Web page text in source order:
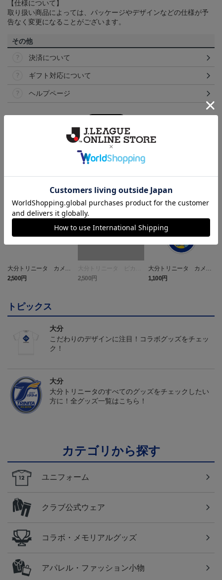
【仕様について】
取り扱い商品によっては、パッケージやデザインなどの仕様が予
告なく変更になることがございます。
その他
決済について
ギフト対応について
ヘルプページ
大分トリニータ カメッ
クス タオルマフラー
2,500円
大分トリニータ ピカチ
ュウ タオルマフラー
2,500円
NEW
大分トリニータ カメッ
クス キーホルダー
1,100円
トピックス
大分
こだわりのデザインに注目！コラボグッズをチェッ
ク！
大分
大分トリニータのすべてのグッズをチェックしたい
方に！全グッズ一覧はこちら！
カテゴリから探す
ユニフォーム
クラブ公式ウェア
コラボ・メモリアルグッズ
アパレル・ファッション小物